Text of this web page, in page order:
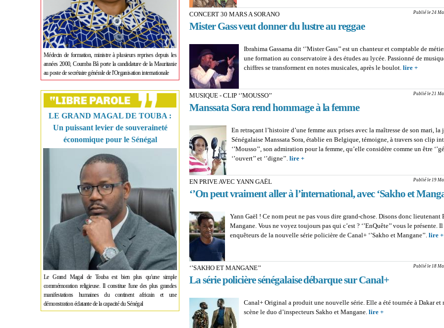
Médecin de formation, ministre à plusieurs reprises depuis les
années 2000, Coumba Bâ porte la candidature de la Mauritanie
au poste de secrétaire générale de l'Organisation internationale
LE GRAND MAGAL DE TOUBA :
Un puissant levier de souveraineté
économique pour le Sénégal
Le Grand Magal de Touba est bien plus qu'une simple
commémoration religieuse. Il constitue l'une des plus grandes
manifestations humaines du continent africain et une
démonstration éclatante de la capacité du Sénégal
Publié le 24
CONCERT 30 MARS A SORANO
Mister Gass veut donner du lustre au reggae
Ibrahima Gassama dit ‘’Mister Gass’’ est un chanteur et comptable de
une formation au conservatoire à des études au lycée. Passionné de
chiffres se transforment en notes musicales, après le boulot. lire +
donner
Publié le 21
MUSIQUE - CLIP ‘’MOUSSO’’
Manssata Sora rend hommage à la femme
En retraçant l’histoire d’une femme aux prises avec la maîtresse de son mari, la
Sénégalaise Manssata Sora, établie en Belgique, témoigne, à travers son clip
‘’Mousso’’, son admiration pour la femme, qu’elle considère comme un être
‘’ouvert’’ et ‘’digne’’. lire +
Publié le 19
EN PRIVE AVEC YANN GAËL
‘’On peut vraiment aller à l’international, avec ‘Sakho et
Yann Gaël ! Ce nom peut ne pas vous dire grand-chose. Disons donc lieutenant
Mangane. Vous ne voyez toujours pas qui c’est ? ‘’EnQuête’’ vous le présente.
enquêteurs de la nouvelle série policière de Canal+ ‘’Sakho et Mangane’’. lire +
Publié le 18
‘’SAKHO ET MANGANE’’
La série policière sénégalaise débarque sur Canal+
Canal+ Original a produit une nouvelle série. Elle a été tournée à Dakar et
scène le duo d’inspecteurs Sakho et Mangane. lire +